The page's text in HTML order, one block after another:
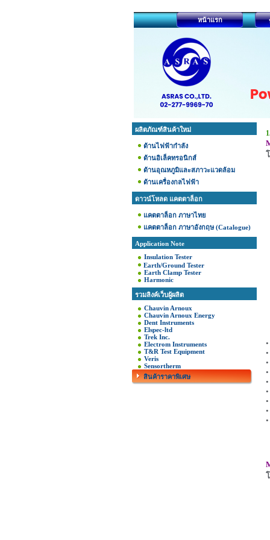
หน้าแรก
ผลิตภัณฑ์สินค้าใหม่
ด้านไฟฟ้ากำลัง
ด้านอิเล็คทรอนิกส์
ด้านอุณหภูมิและสภาวะแวดล้อม
ด้านเครื่องกลไฟฟ้า
ดาวน์โหลด แคตตาล็อก
แคตตาล็อก ภาษาไทย
แคตตาล็อก ภาษาอังกฤษ (Catalogue)
Application Note
Insulation Tester
Earth/Ground Tester
Earth Clamp Tester
Harmonic
รวมลิงค์เว็บผู้ผลิต
Chauvin Arnoux
Chauvin Arnoux Energy
Dent Instruments
Elspec-ltd
Trek Inc.
Electrom Instruments
T&R Test Equipment
Veris
Sensortherm
สินค้าราคาพิเศษ